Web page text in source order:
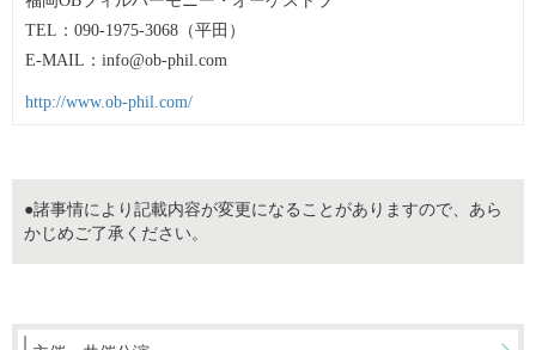
TEL：090-1975-3068（平田）
E-MAIL：info@ob-phil.com
http://www.ob-phil.com/
●諸事情により記載内容が変更になることがありますので、あら
かじめご了承ください。